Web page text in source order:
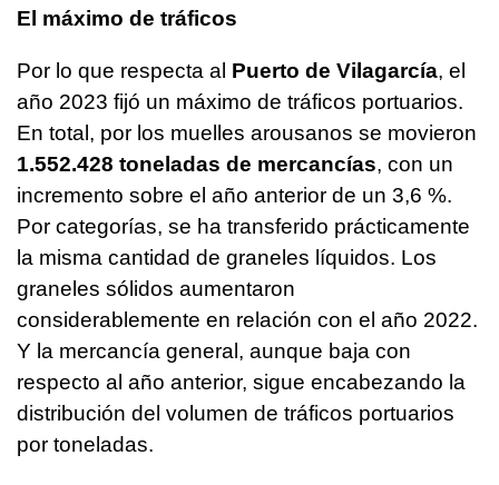
El máximo de tráficos
Por lo que respecta al Puerto de Vilagarcía, el
año 2023 fijó un máximo de tráficos portuarios.
En total, por los muelles arousanos se movieron
1.552.428 toneladas de mercancías, con un
incremento sobre el año anterior de un 3,6 %.
Por categorías, se ha transferido prácticamente
la misma cantidad de graneles líquidos. Los
graneles sólidos aumentaron
considerablemente en relación con el año 2022.
Y la mercancía general, aunque baja con
respecto al año anterior, sigue encabezando la
distribución del volumen de tráficos portuarios
por toneladas.